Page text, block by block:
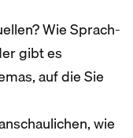
Wie Sprach-
gibt es
auf die Sie
wie